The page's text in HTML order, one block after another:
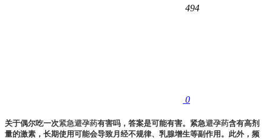
494
0
关于偶尔吃一次紧急避孕药有害吗，答案是可能有害。紧急避孕药含有高剂
量的激素，长期使用可能会导致月经不规律、乳腺增生等副作用。此外，频